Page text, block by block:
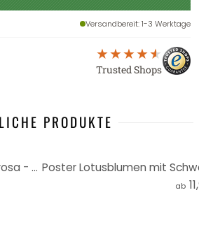
Versandbereit: 1-3 Werktage
Trusted Shops
PRODUKTE
Wandbild Lotusblumen mit Schwan im Wasser in Altrosa - Ms Tiff - Alu-Dibond Panorama
ab